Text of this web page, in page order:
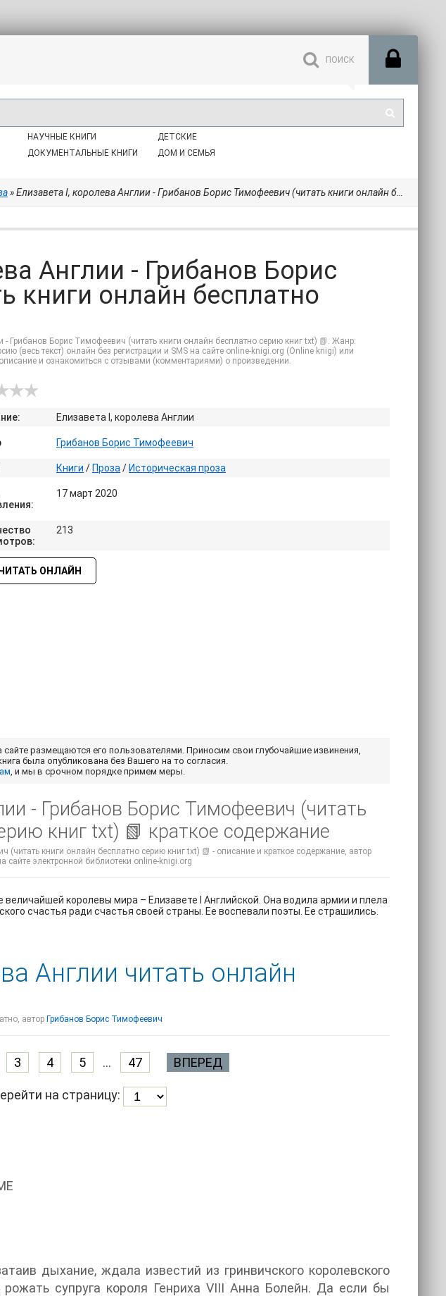
НАУЧНЫЕ КНИГИ
ДОКУМЕНТАЛЬНЫЕ КНИГИ
ДЕТСКИЕ
ДОМ И СЕМЬЯ
» Елизавета I, королева Англии - Грибанов Борис Тимофеевич (читать книги онлайн бесплатно серию книг txt) 📗
Англии - Грибанов Борис
книги онлайн бесплатно
Грибанов Борис Тимофеевич (читать книги онлайн бесплатно серию книг txt) 📗. Жанр:
(весь текст) онлайн без регистрации и SMS на сайте online-knigi.org (Online knigi) или
и ознакомиться с отзывами (комментариями) о произведении.
Елизавета I, королева Англии
Грибанов Борис Тимофеевич
Книги / Проза / Историческая проза
17 март 2020
213
ОНЛАЙН
сайте размещаются его пользователями. Приносим свои глубочайшие извинения,
была опубликована без Вашего на то согласия.
, и мы в срочном порядке примем меры.
- Грибанов Борис Тимофеевич (читать
книг txt) 📗 краткое содержание
(читать книги онлайн бесплатно серию книг txt) 📗 - описание и краткое содержание, автор
сайте электронной библиотеки online-knigi.org
королевы мира – Елизавете I Английской. Она водила армии и плела
счастья ради счастья своей страны. Ее воспевали поэты. Ее страшились.
Англии читать онлайн
автор Грибанов Борис Тимофеевич
3 4 5 ... 47 ВПЕРЕД
на страницу:
дыхание, ждала известий из гринвичского королевского
супруга короля Генриха VIII Анна Болейн. Да если бы